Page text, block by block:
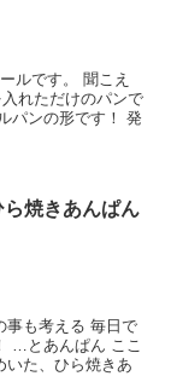
ルです。 聞こえ
れただけのパンで
パンの形です！ 発
焼きあんぱん
事も考える 毎日で
…とあんぱん ここ
いた、ひら焼きあ